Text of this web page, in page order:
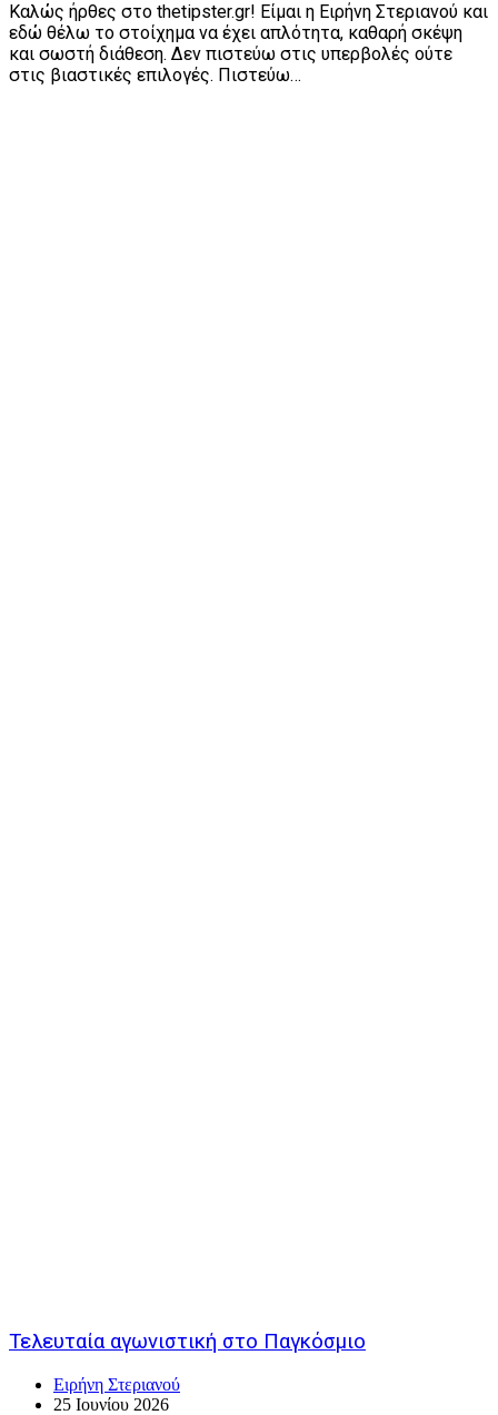
Καλώς ήρθες στο thetipster.gr! Είμαι η Ειρήνη Στεριανού και
εδώ θέλω το στοίχημα να έχει απλότητα, καθαρή σκέψη
και σωστή διάθεση. Δεν πιστεύω στις υπερβολές ούτε
στις βιαστικές επιλογές. Πιστεύω…
Τελευταία αγωνιστική στο Παγκόσμιο
Ειρήνη Στεριανού
25 Ιουνίου 2026